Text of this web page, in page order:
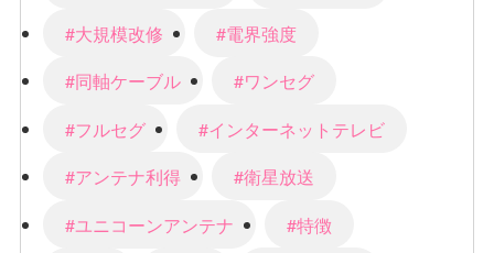
#大規模改修
#電界強度
#同軸ケーブル
#ワンセグ
#フルセグ
#インターネットテレビ
#アンテナ利得
#衛星放送
#ユニコーンアンテナ
#特徴